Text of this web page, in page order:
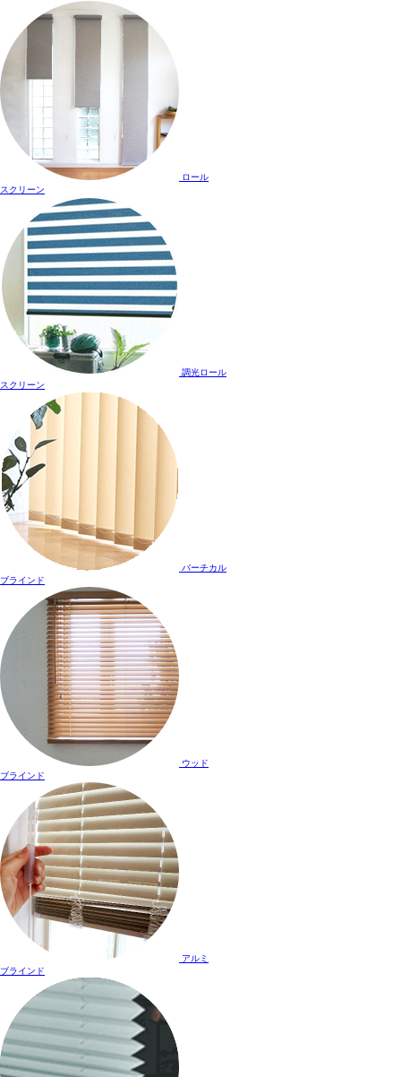
ロール
スクリーン
調光ロール
スクリーン
バーチカル
ブラインド
ウッド
ブラインド
アルミ
ブラインド